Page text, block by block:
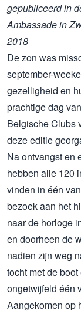
gepubliceerd in
Ambassade in
2018
De zon was
september-
gezelligheid en
prachtige dag
Belgische Clubs
deze editie
Na ontvangst en
hebben alle 120
vinden in één
bezoek aan het
naar de horloge
en doorheen de
nadien zijn weg
tocht met de
ongetwijfeld één
Aangekomen op